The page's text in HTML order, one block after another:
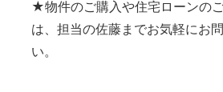
★物件のご購入や住宅ローンの
は、担当の佐藤までお気軽にお
い。